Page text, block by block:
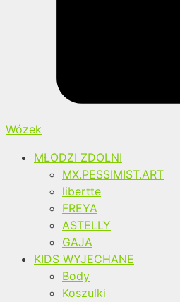
Wózek
MŁODZI ZDOLNI
MX.PESSIMIST.ART
libertte
FREYA
ASTELLY
GAJA
KIDS WYJECHANE
Body
Koszulki